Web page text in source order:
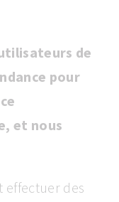
de
pour
et nous
des